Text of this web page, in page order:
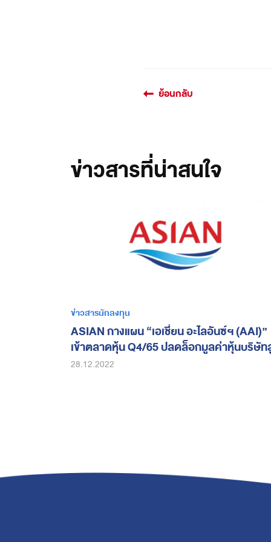
ย้อนกลับ
ข่าวสารที่น่าสนใจ
ข่าวสารนักลงทุน
ASIAN กางแผน “เอเชี่ยน อะไลอันซ์ฯ (AAI)”
เข้าตลาดหุ้น Q4/65 ปลดล็อกมูลค่าหุ้นบริษั
ตอกย้ำความเป็นหนึ่งในผู้นำตลาดธุรกิจอาหา
28.12.2022